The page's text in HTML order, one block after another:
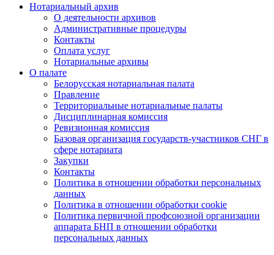
Нотариальный архив
О деятельности архивов
Административные процедуры
Контакты
Оплата услуг
Нотариальные архивы
О палате
Белорусская нотариальная палата
Правление
Территориальные нотариальные палаты
Дисциплинарная комиссия
Ревизионная комиссия
Базовая организация государств-участников СНГ в
сфере нотариата
Закупки
Контакты
Политика в отношении обработки персональных
данных
Политика в отношении обработки cookie
Политика первичной профсоюзной организации
аппарата БНП в отношении обработки
персональных данных